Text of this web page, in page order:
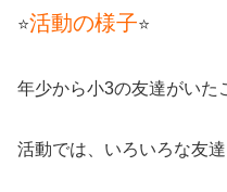
⭐活動の様子⭐
年少から小3の友達がいた
活動では、いろいろな友